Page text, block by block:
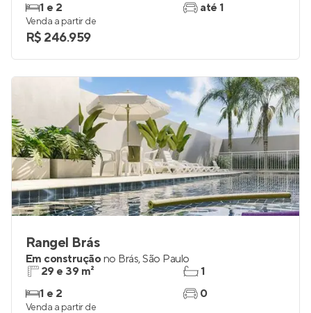
1 e 2
até 1
Venda a partir de
R$ 246.959
Rangel Brás
Em construçãono Brás,São Paulo
29 e 39 m²
1 e 2
1
0
Venda a partir de